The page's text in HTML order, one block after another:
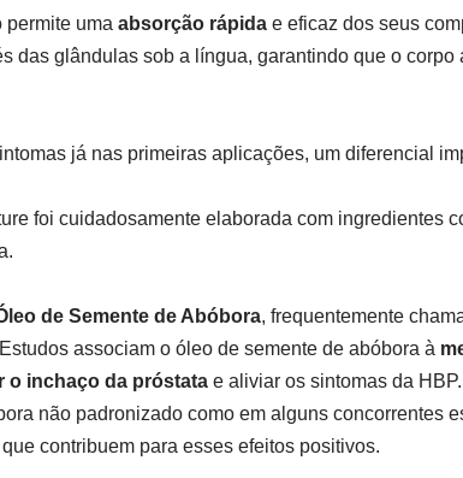
permite uma absorção rápidae eficaz dos seus
das glândulas sob a língua, garantindo que o corpo
já nas primeiras aplicações, um diferencial
foi cuidadosamente elaborada com ingredientes
de Semente de Abóbora, frequentemente
associam o óleo de semente de abóbora à
o inchaço da próstatae aliviar os sintomas da
não padronizado como em alguns concorrentes
contribuem para esses efeitos positivos.